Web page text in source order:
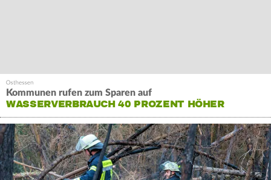
Kommunen rufen zum Sparen auf
WASSERVERBRAUCH 40 PROZENT HÖHER